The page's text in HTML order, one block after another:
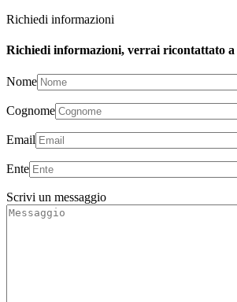
Richiedi informazioni
Richiedi informazioni, verrai ricontattato a
Nome
Cognome
Email
Ente
Scrivi un messaggio